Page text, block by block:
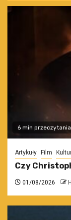
6 min przeczytania
Artykuły Film
Czy
01/08/2026